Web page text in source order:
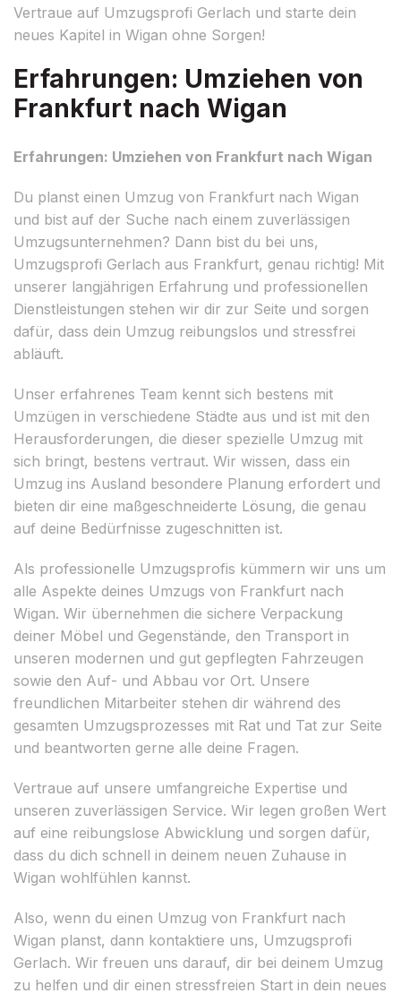
Vertraue auf Umzugsprofi Gerlach und starte dein
neues Kapitel in Wigan ohne Sorgen!
Erfahrungen: Umziehen von
Frankfurt nach Wigan
Erfahrungen: Umziehen von Frankfurt nach Wigan
Du planst einen Umzug von Frankfurt nach Wigan
und bist auf der Suche nach einem zuverlässigen
Umzugsunternehmen? Dann bist du bei uns,
Umzugsprofi Gerlach aus Frankfurt, genau richtig! Mit
unserer langjährigen Erfahrung und professionellen
Dienstleistungen stehen wir dir zur Seite und sorgen
dafür, dass dein Umzug reibungslos und stressfrei
abläuft.
Unser erfahrenes Team kennt sich bestens mit
Umzügen in verschiedene Städte aus und ist mit den
Herausforderungen, die dieser spezielle Umzug mit
sich bringt, bestens vertraut. Wir wissen, dass ein
Umzug ins Ausland besondere Planung erfordert und
bieten dir eine maßgeschneiderte Lösung, die genau
auf deine Bedürfnisse zugeschnitten ist.
Als professionelle Umzugsprofis kümmern wir uns um
alle Aspekte deines Umzugs von Frankfurt nach
Wigan. Wir übernehmen die sichere Verpackung
deiner Möbel und Gegenstände, den Transport in
unseren modernen und gut gepflegten Fahrzeugen
sowie den Auf- und Abbau vor Ort. Unsere
freundlichen Mitarbeiter stehen dir während des
gesamten Umzugsprozesses mit Rat und Tat zur Seite
und beantworten gerne alle deine Fragen.
Vertraue auf unsere umfangreiche Expertise und
unseren zuverlässigen Service. Wir legen großen Wert
auf eine reibungslose Abwicklung und sorgen dafür,
dass du dich schnell in deinem neuen Zuhause in
Wigan wohlfühlen kannst.
Also, wenn du einen Umzug von Frankfurt nach
Wigan planst, dann kontaktiere uns, Umzugsprofi
Gerlach. Wir freuen uns darauf, dir bei deinem Umzug
zu helfen und dir einen stressfreien Start in dein neues